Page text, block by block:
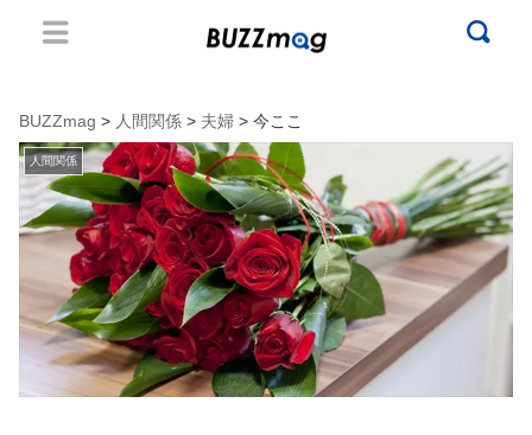
BUZZmag > 人間関係 > 夫婦 > 今ここ
人間関係